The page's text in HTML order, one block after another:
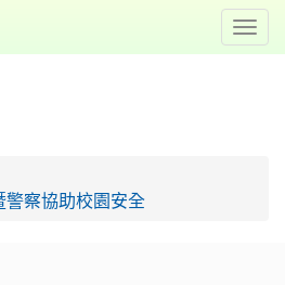
察協助校園安全